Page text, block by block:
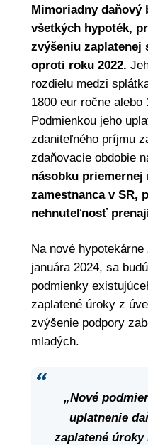
Mimoriadny daňový
všetkých hypoték,
zvýšeniu zaplatenej
oproti roku 2022.
rozdielu medzi
1800 eur ročne alebo
Podmienkou jeho
zdaniteľného príjmu
zdaňovacie obdobie
násobku priemernej
zamestnanca v SR,
nehnuteľnosť
Na nové
januára 2024, sa
podmienky
zaplatené úroky z
zvýšenie podpory
mladých.
„Nové
uplatnenie
zaplatené úroky